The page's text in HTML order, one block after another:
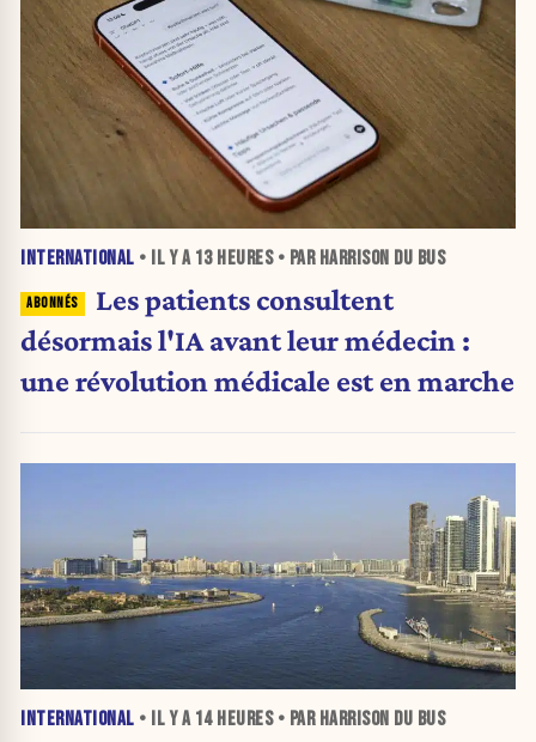
INTERNATIONAL • IL Y A 13 HEURES• PAR HARRISON DU BUS
Les patients consultent
désormais l'IA avant leur médecin :
une révolution médicale est en marche
INTERNATIONAL • IL Y A 14 HEURES• PAR HARRISON DU BUS